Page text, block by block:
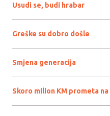
Usudi se, budi hrabar
Greške su dobro došle
Smjena generacija
Skoro milion KM prometa